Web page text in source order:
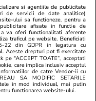
Exclusiv
07:38
si agentiile de publicitate
de servicii de date analitice)
ului sa functioneze, pentru a
afisate in functie de
va oferi functionalitati aferente
traficul pe website. Beneficiati
22 din GDPR in legatura cu
Aceste drepturi pot fi exercitate
pe “ACCEPT TOATE”, acceptati
care implica inclusiv acceptul
de catre Vendor-ii cu
SA MODIFIC SETARILE
in mod individual, mai putin
functionarea website-ului.